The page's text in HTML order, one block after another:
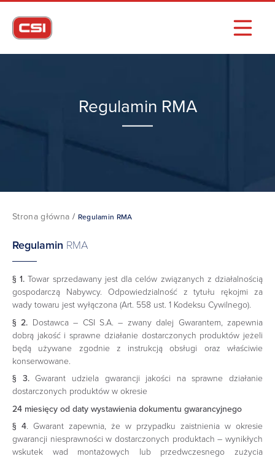
Regulamin RMA
Strona główna / Regulamin RMA
Regulamin RMA
§ 1. Towar sprzedawany jest dla celów związanych z działalnością
gospodarczą Nabywcy. Odpowiedzialność z tytułu rękojmi za
wady towaru jest wyłączona (Art. 558 ust. 1 Kodeksu Cywilnego).
§ 2. Dostawca – CSI S.A. – zwany dalej Gwarantem, zapewnia
dobrą jakość i sprawne działanie dostarczonych produktów jeżeli
będą używane zgodnie z instrukcją obsługi oraz właściwie
konserwowane.
§ 3.Gwarant udziela gwarancji jakości na sprawne działanie
dostarczonych produktów w okresie
24 miesięcy od daty wystawienia dokumentu gwarancyjnego
§ 4. Gwarant zapewnia, że w przypadku zaistnienia w okresie
gwarancji niesprawności w dostarczonych produktach – wynikłych
wskutek wad montażowych lub przedwczesnego zużycia